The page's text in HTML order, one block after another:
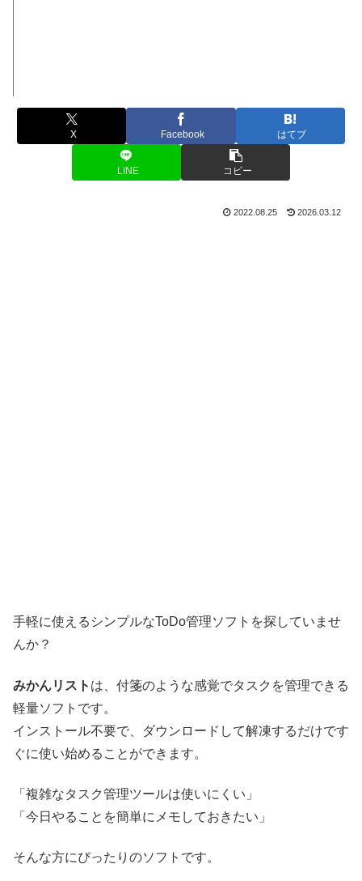
X Facebook はてブ
LINE コピー
2022.08.25 2026.03.12
手軽に使えるシンプルなToDo管理ソフトを探していませ
んか？
みかんリスト は、付箋のような感覚でタスクを管理できる
軽量ソフトです。
インストール不要で、ダウンロードして解凍するだけです
ぐに使い始めることができます。
「複雑なタスク管理ツールは使いにくい」
「今日やることを簡単にメモしておきたい」
そんな方にぴったりのソフトです。